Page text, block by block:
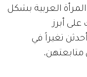
العربية بشكل
أبرز
تغيراً في